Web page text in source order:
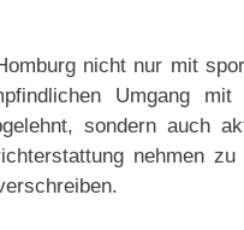
nicht nur mit
Umgang mit
sondern auch
nehmen